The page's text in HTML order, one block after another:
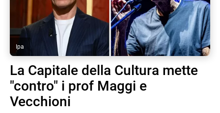
Ipa
La Capitale della Cultura mette
"contro" i prof Maggi e
Vecchioni